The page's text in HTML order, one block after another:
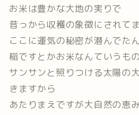
お米は豊かな大地の実りで
昔っから収穫の象徴にされて
ここに運気の秘密が潜んでたん
稲ですとかお米なんていうも
サンサンと照りつける太陽の
きますから
あたりまえですが大自然の恵